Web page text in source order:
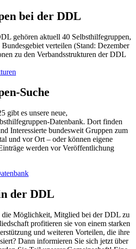
bei der DDL
gehören aktuell 40 Selbsthilfegruppen,
Bundesgebiet verteilen (Stand: Dezember
zu den Verbandsstrukturen der DDL
Suche
gibt es unsere neue,
Datenbank. Dort finden
Interessierte bundesweit Gruppen zum
und vor Ort – oder können eigene
werden vor Veröffentlichung
der DDL
die Möglichkeit, Mitglied bei der DDL zu
profitieren sie von einem starken
und weiteren Vorteilen, die ihre
Dann informieren Sie sich jetzt über